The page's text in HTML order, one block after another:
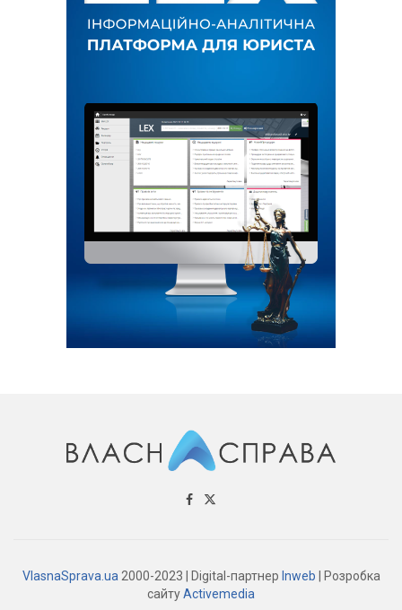
VlasnaSprava.ua 2000-2023 | Digital-партнер Inweb | Розробка
сайтуActivemedia